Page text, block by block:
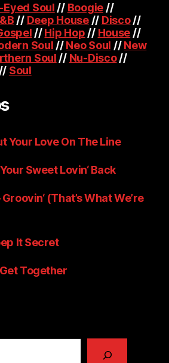
Eyed Soul // Boogie //
// Deep House// Disco//
//Hip Hop // House //
Soul //Neo Soul //New
Soul // Nu-Disco//
// Soul
Your Love On The Line
Sweet Lovin‘ Back
(That’s What We’re
It Secret
Together